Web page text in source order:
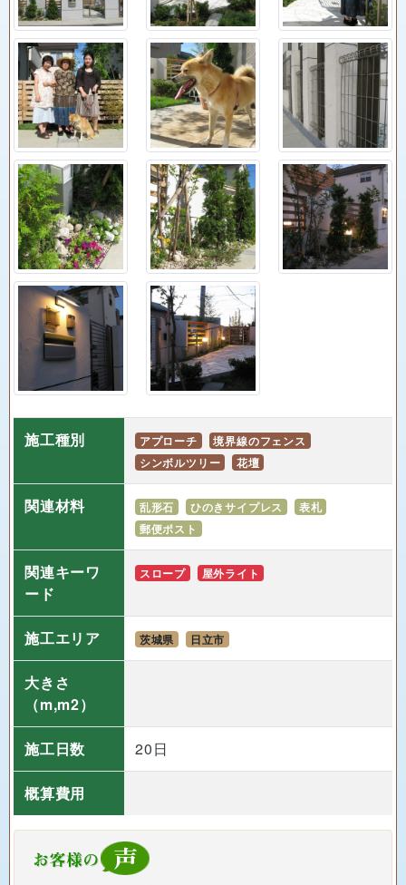
施工種別 アプローチ
境界線のフェンス
シンボルツリー
花壇
関連材料 乱形石 ひのきサイプレス
表札
郵便ポスト
関連キーワ
ード
スロープ 屋外ライト
施工エリア 茨城県 日立市
大きさ
（m,m2）
施工日数 20日
概算費用